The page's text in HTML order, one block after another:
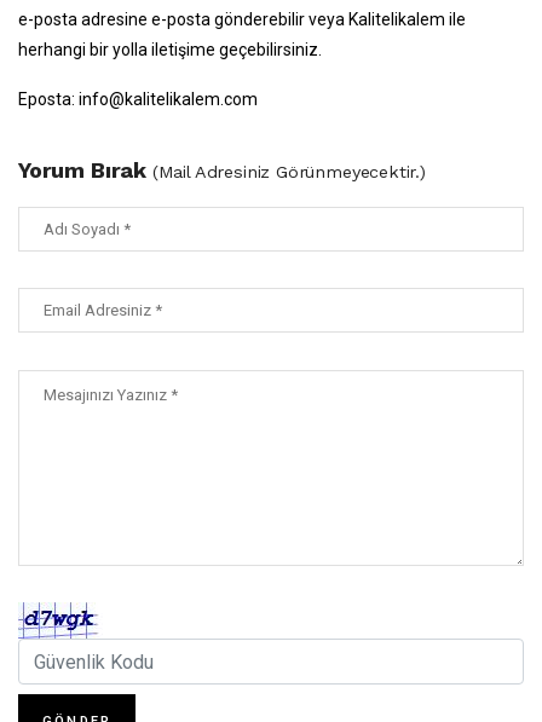
e-posta adresine e-posta gönderebilir veya Kalitelikalem ile
herhangi bir yolla iletişime geçebilirsiniz.
Eposta: info@kalitelikalem.com
Yorum Bırak (Mail Adresiniz Görünmeyecektir.)